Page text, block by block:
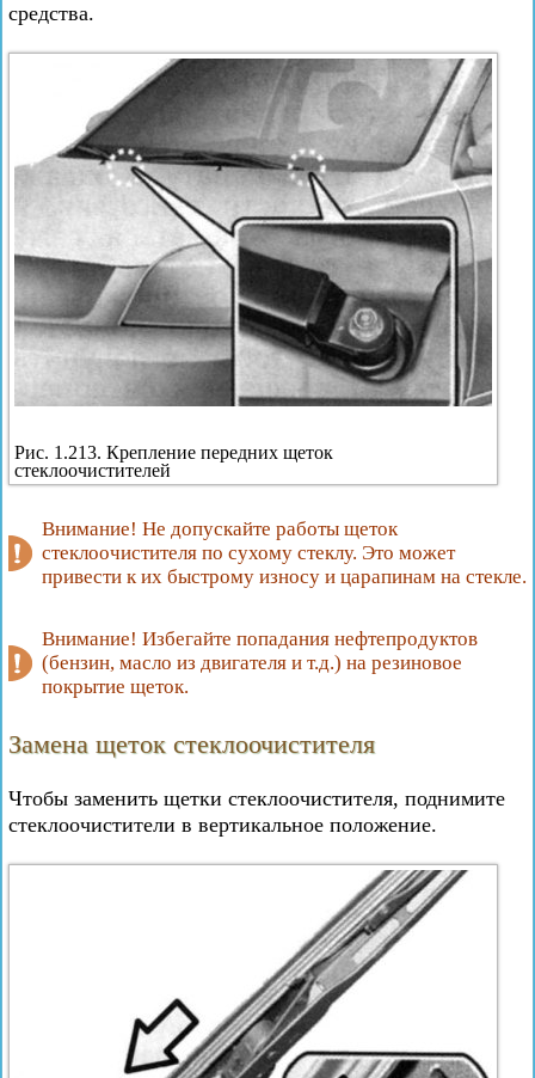
средства.
Рис. 1.213. Крепление передних щеток
стеклоочистителей
Внимание! Не допускайте работы щеток
стеклоочистителя по сухому стеклу. Это может
привести к их быстрому износу и царапинам на стекле.
Внимание! Избегайте попадания нефтепродуктов
(бензин, масло из двигателя и т.д.) на резиновое
покрытие щеток.
Замена щеток стеклоочистителя
Чтобы заменить щетки стеклоочистителя, поднимите
стеклоочистители в вертикальное положение.